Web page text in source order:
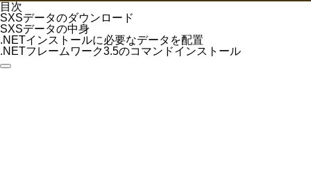
目次
SXSデータのダウンロード
SXSデータの中身
.NETインストールに必要なデータを配置
.NETフレームワーク3.5のコマンドインストール